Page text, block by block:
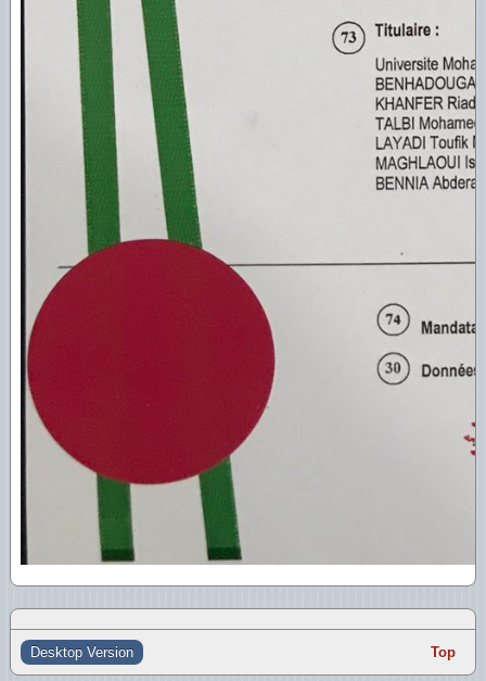
Desktop Version Top